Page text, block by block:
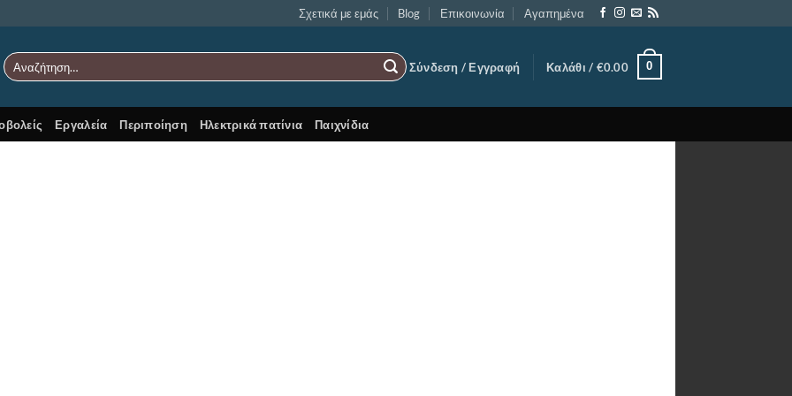
Σχετικά με εμάς Blog Επικοινωνία Αγαπημένα
Αναζήτηση
για:
Σύνδεση / Εγγραφή Καλάθι / €0.00 0
Εργαλεία Περιποίηση Ηλεκτρικά πατίνια Παιχνίδια